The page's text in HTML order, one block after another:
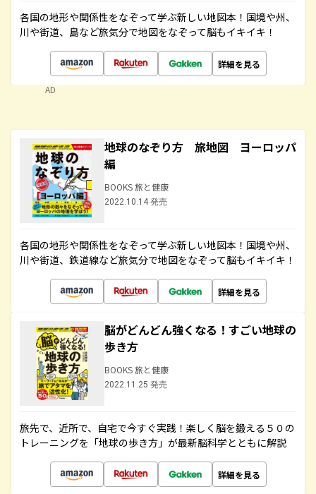
各国の地形や関係性をなぞって学ぶ新しい地図本！国境や州、
川や街道、島など旅気分で地図をなぞって脳もイキイキ！
詳細を見る
AD
地球のなぞり方 旅地図 ヨーロッパ
編
BOOKS 旅と健康
2022.10.14 発売
各国の地形や関係性をなぞって学ぶ新しい地図本！国境や州、
川や街道、鉄道線など旅気分で地図をなぞって脳もイキイキ！
詳細を見る
脳がどんどん強くなる！すごい地球の
歩き方
BOOKS 旅と健康
2022.11.25 発売
旅先で、近所で、自宅で今すぐ実践！楽しく脳を鍛える５０の
トレーニングを「地球の歩き方」が最新脳科学とともに解説
詳細を見る